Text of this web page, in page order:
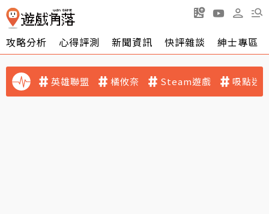
攻略分析 心得評測 新聞資訊 快評雜談 紳士專區
英雄聯盟 橘攸奈 Steam遊戲 吸點迷